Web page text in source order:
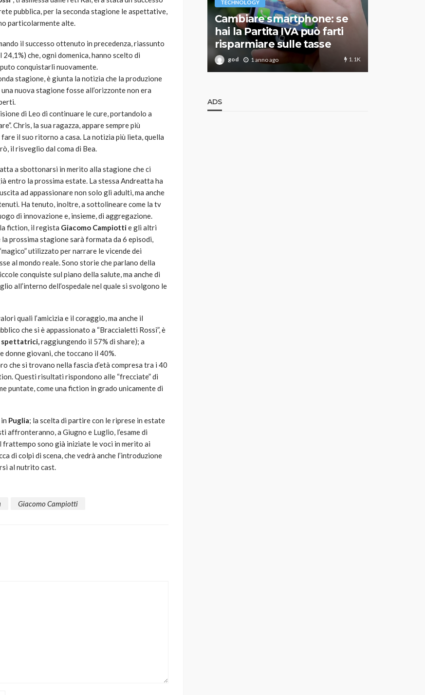
pubblica, per la seconda stagione le aspettative,
particolarmente alte.
il successo ottenuto in precedenza, riassunto
24,1%) che, ogni domenica, hanno scelto di
conquistarli nuovamente.
stagione, è giunta la notizia che la produzione
nuova stagione fosse all’orizzonte non era
di Leo di continuare le cure, portandolo a
Chris, la sua ragazza, appare sempre più
il suo ritorno a casa. La notizia più lieta, quella
il risveglio dal coma di Bea.
a sbottonarsi in merito alla stagione che ci
entro la prossima estate. La stessa Andreatta ha
ad appassionare non solo gli adulti, ma anche
Ha tenuto, inoltre, a sottolineare come la tv
di innovazione e, insieme, di aggregazione.
fiction, il regista Giacomo Campiottie gli altri
prossima stagione sarà formata da 6 episodi,
utilizzato per narrare le vicende dei
al mondo reale. Sono storie che parlano della
conquiste sul piano della salute, ma anche di
all’interno dell’ospedale nel quale si svolgono le
quali l’amicizia e il coraggio, ma anche il
che si è appassionato a “Braccialetti Rossi”, è
spettatrici,raggiungendo il 57% di share); a
donne giovani, che toccano il 40%.
che si trovano nella fascia d’età compresa tra i 40
Questi risultati rispondono alle “frecciate” di
puntate, come una fiction in grado unicamente di
Puglia; la scelta di partire con le riprese in estate
a Giugno e Luglio, l’esame di
sono già iniziate le voci in merito ai
di colpi di scena, che vedrà anche l’introduzione
al nutrito cast.
Giacomo Campiotti
784
Davis: tennis mondiale e
passione per
abbracciano la stessa causa
god 9 mesi ago
TECHNOLOGY
Cambiare smartphone: se
hai la Partita IVA può farti
risparmiare sulle tasse
god 1 anno ago 1.1K
ADS